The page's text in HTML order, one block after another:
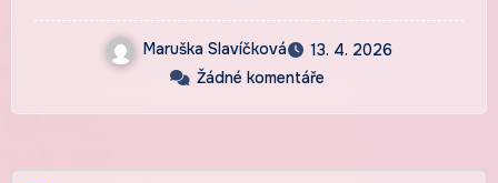
Maruška Slavíčková
13. 4. 2026
Žádné komentáře